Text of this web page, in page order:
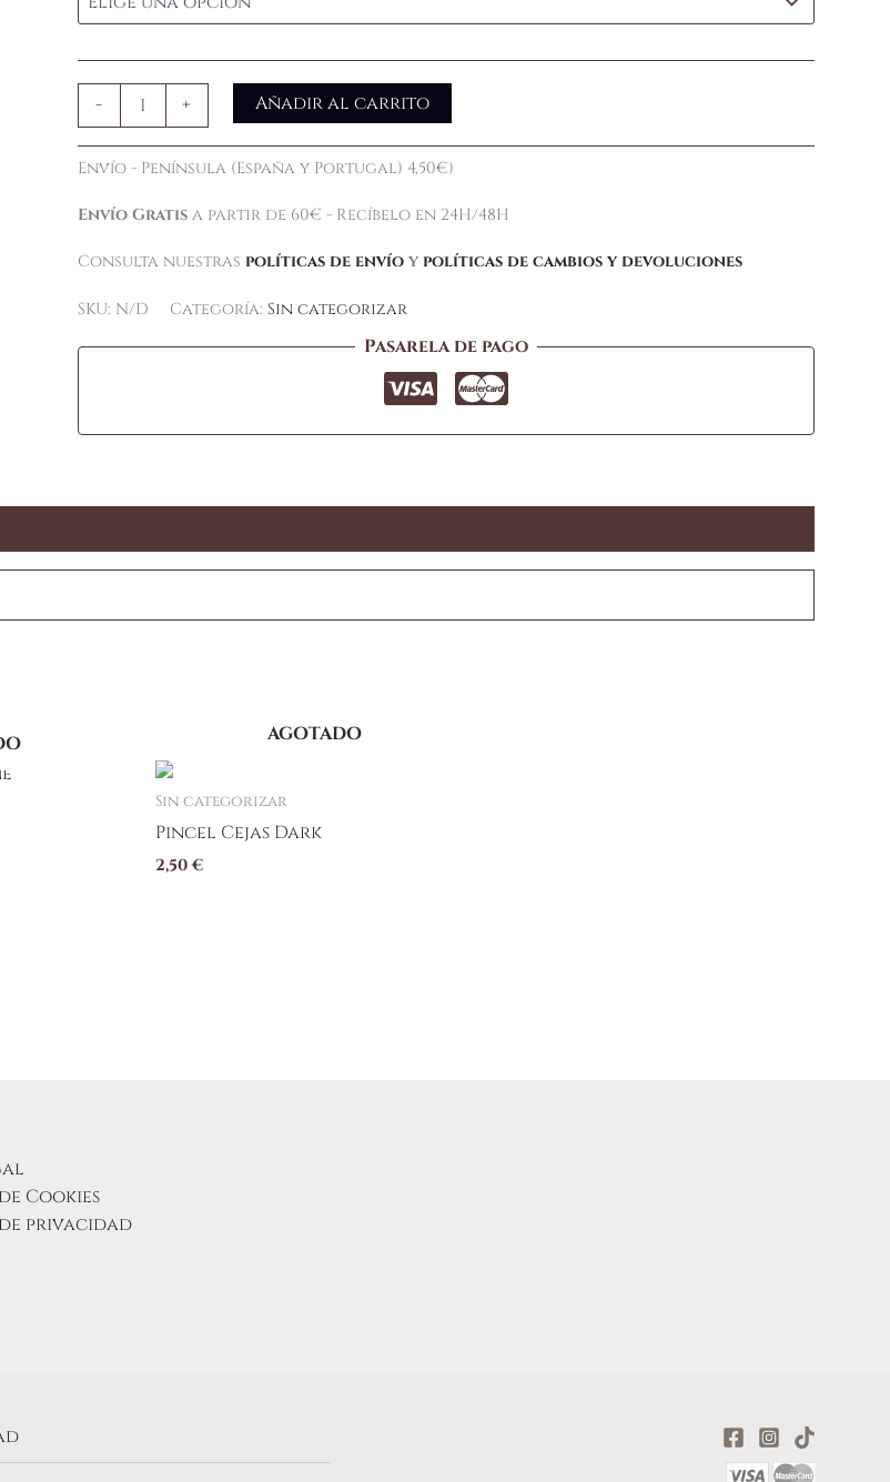
- + Añadir al carrito
Envío - Península (España y Portugal) 4,50€)
Envío Gratisa partir de 60€ - Recíbelo en 24H/48H
Consulta nuestras políticas de envíoy políticas de cambios y devoluciones
SKU: N/D Categoría: Sin categorizar
Pasarela de pago
AGOTADO
Sin categorizar
Pincel Cejas Dark
2,50€
Cookies
privacidad